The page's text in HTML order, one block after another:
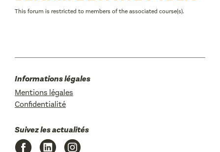
This forum is restricted to members of the associated course(s).
Informations légales
Mentions légales
Confidentialité
Suivez les actualités